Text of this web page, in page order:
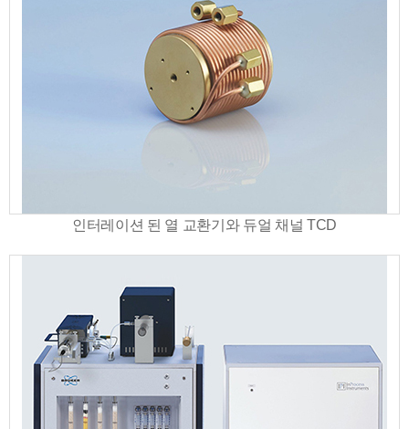
인터레이션 된 열 교환기와 듀얼 채널 TCD